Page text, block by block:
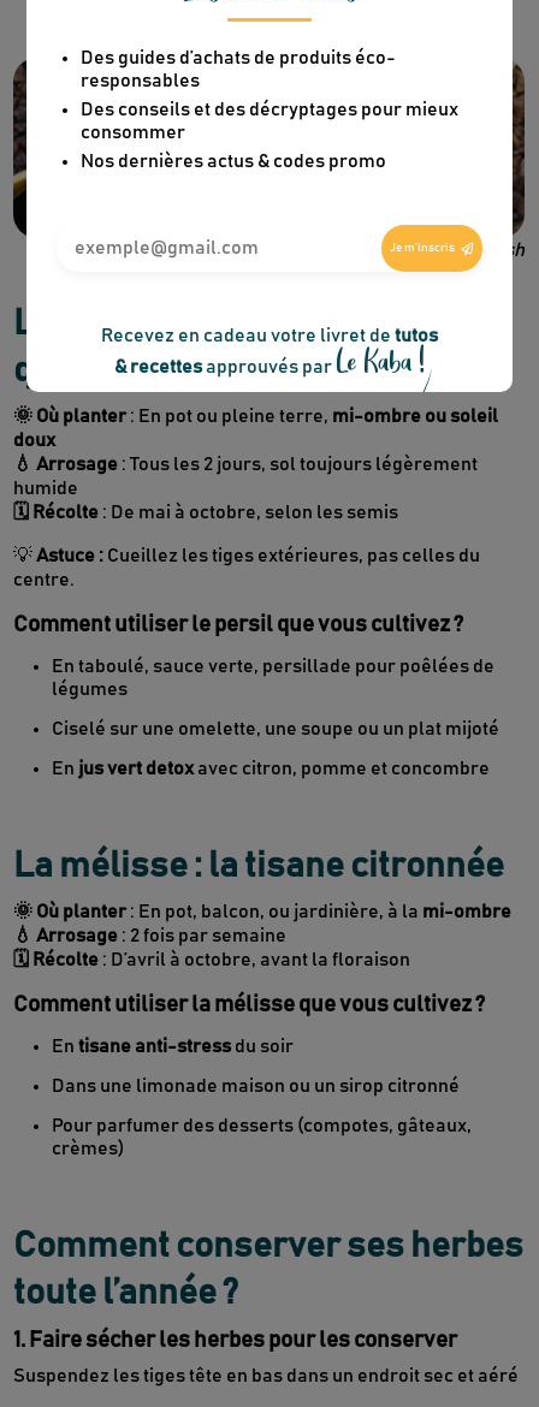
& recettesapprouvés par Le Kaba !
©markus-spiske Unsplash
Le persil : incontournable du
quotidien
🌞 Où planter: En pot ou pleine terre, mi-ombre ou soleil
doux
💧 Arrosage : Tous les 2 jours, sol toujours légèrement
humide
🗓 Récolte : De mai à octobre, selon les semis
💡Astuce : Cueillez les tiges extérieures, pas celles du
centre.
Comment utiliser le persil que vous cultivez ?
En taboulé, sauce verte, persillade pour poêlées de
légumes
Ciselé sur une omelette, une soupe ou un plat mijoté
En jus vert detoxavec citron, pomme et concombre
La mélisse : la tisane citronnée
🌞 Où planter: En pot, balcon, ou jardinière, à la mi-ombre
💧 Arrosage : 2 fois par semaine
🗓 Récolte : D’avril à octobre, avant la floraison
Comment utiliser la mélisse que vous cultivez ?
Entisane anti-stress du soir
Dans une limonade maison ou un sirop citronné
Pour parfumer des desserts (compotes, gâteaux,
crèmes)
Comment conserver ses herbes
toute l’année ?
1. Faire sécher les herbes pour les conserver
Suspendez les tiges tête en bas dans un endroit sec et aéré